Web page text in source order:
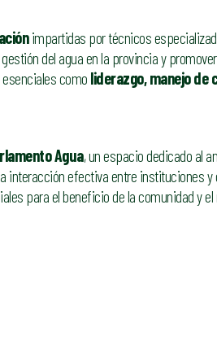
impartidas por técnicos
del agua en la provincia y
como liderazgo, manejo de
Agua, un espacio dedicado al
efectiva entre instituciones
para el beneficio de la comunidad y